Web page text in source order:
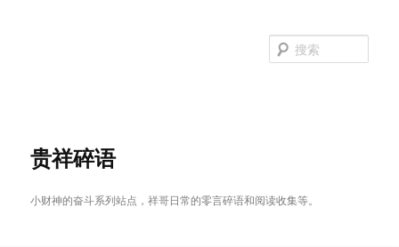
贵祥碎语
小财神的奋斗系列站点，祥哥日常的零言碎语和阅读收集等。
索